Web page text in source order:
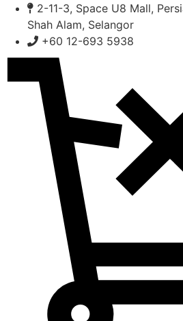
Skip
content
2-11-3, Space U8 Mall,
Shah Alam, Selangor
+60 12-693 5938